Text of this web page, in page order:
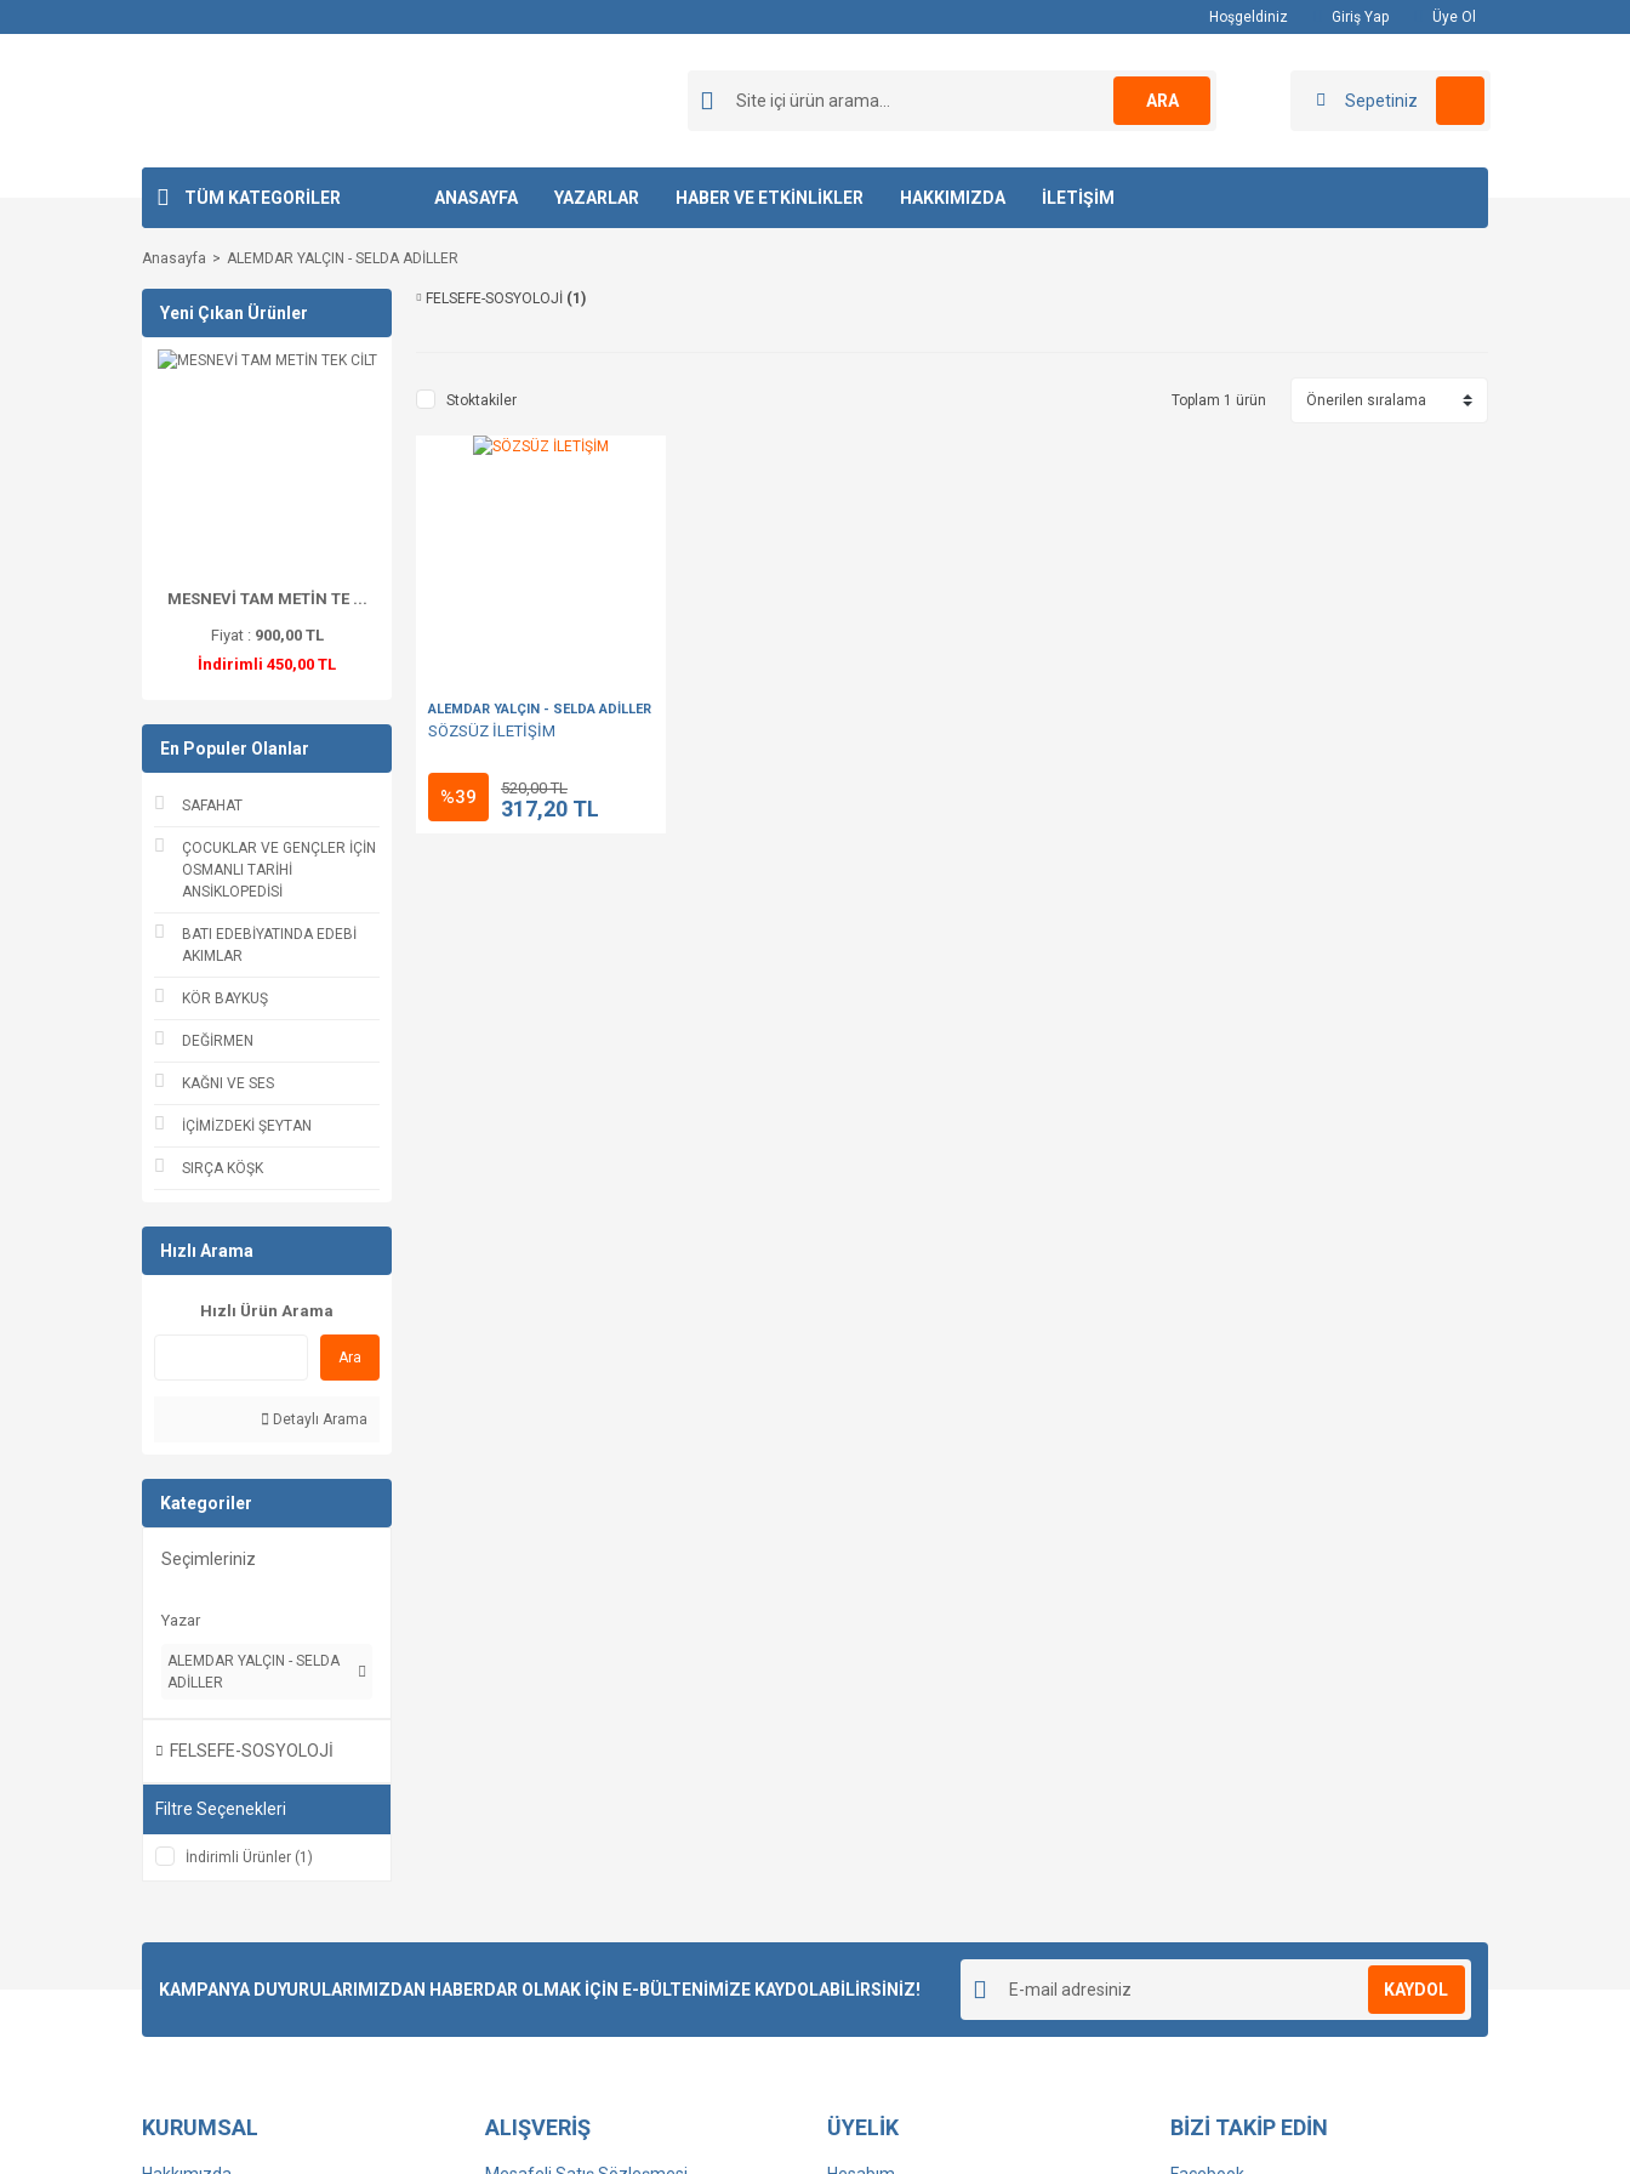
Hoşgeldiniz Giriş Yap Üye Ol
ARA Sepetiniz
TÜM KATEGORİLER ANASAYFA YAZARLAR HABER VE ETKİNLİKLER HAKKIMIZDA İLETİŞİM
Anasayfa ALEMDAR YALÇIN - SELDA ADİLLER
Yeni Çıkan Ürünler
MESNEVİ TAM METİN TE ...
Fiyat : 900,00 TL
İndirimli 450,00 TL
En Populer Olanlar
SAFAHAT
ÇOCUKLAR VE GENÇLER İÇİN
OSMANLI TARİHİ
ANSİKLOPEDİSİ
BATI EDEBİYATINDA EDEBİ
AKIMLAR
KÖR BAYKUŞ
DEĞİRMEN
KAĞNI VE SES
İÇİMİZDEKİ ŞEYTAN
SIRÇA KÖŞK
Hızlı Arama
Hızlı Ürün Arama
Ara
Detaylı Arama
Kategoriler
Seçimleriniz
Yazar
ALEMDAR YALÇIN - SELDA
ADİLLER
FELSEFE-SOSYOLOJİ
Filtre Seçenekleri
İndirimli Ürünler (1)
FELSEFE-SOSYOLOJİ (1)
Stoktakiler Toplam 1 ürün
ALEMDAR YALÇIN - SELDA ADİLLER
SÖZSÜZ İLETİŞİM
%39 520,00 TL
317,20 TL
KAMPANYA DUYURULARIMIZDAN HABERDAR OLMAK İÇİN E-BÜLTENİMİZE KAYDOLABİLİRSİNİZ! KAYDOL
KURUMSAL ALIŞVERİŞ ÜYELİK BİZİ TAKİP EDİN